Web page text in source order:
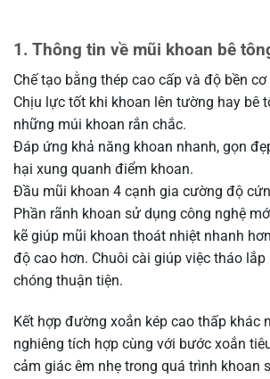
1. Thông tin về mũi khoan bê
Chế tạo bằng thép cao cấp và độ bền
Chịu lực tốt khi khoan lên tường hay bê
những múi khoan rắn chắc.
Đáp ứng khả năng khoan nhanh, gọn
hại xung quanh điểm khoan.
Đầu mũi khoan 4 cạnh gia cường độ
Phần rãnh khoan sử dụng công nghệ
kẽ giúp mũi khoan thoát nhiệt nhanh
độ cao hơn. Chuôi cài giúp việc tháo
chóng thuận tiện.
Kết hợp đường xoắn kép cao thấp khác
nghiêng tích hợp cùng với bước xoắn
cảm giác êm nhẹ trong quá trình khoan